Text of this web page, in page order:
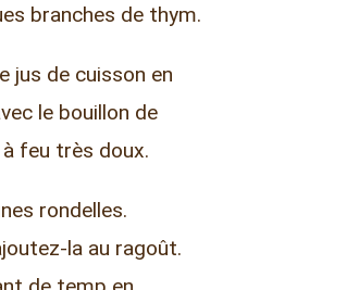
branches de thym.
jus de cuisson en
le bouillon de
feu très doux.
rondelles.
la au ragoût.